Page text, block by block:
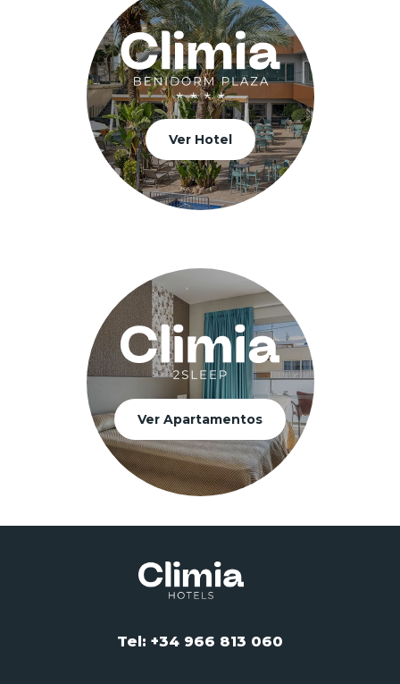
Ver Hotel
Ver Apartamentos
Tel: +34 966 813 060